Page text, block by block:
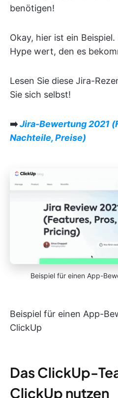
benötigen!
Okay, hier ist ein Beispiel.
Hype wert, den es
Lesen Sie diese Jira-
Sie sich selbst!
➡️Jira-Bewertung 2021
Nachteile, Preise)
Beispiel für einen App-
Beispiel für einen App-
ClickUp
Das ClickUp-
ClickUp nutzen